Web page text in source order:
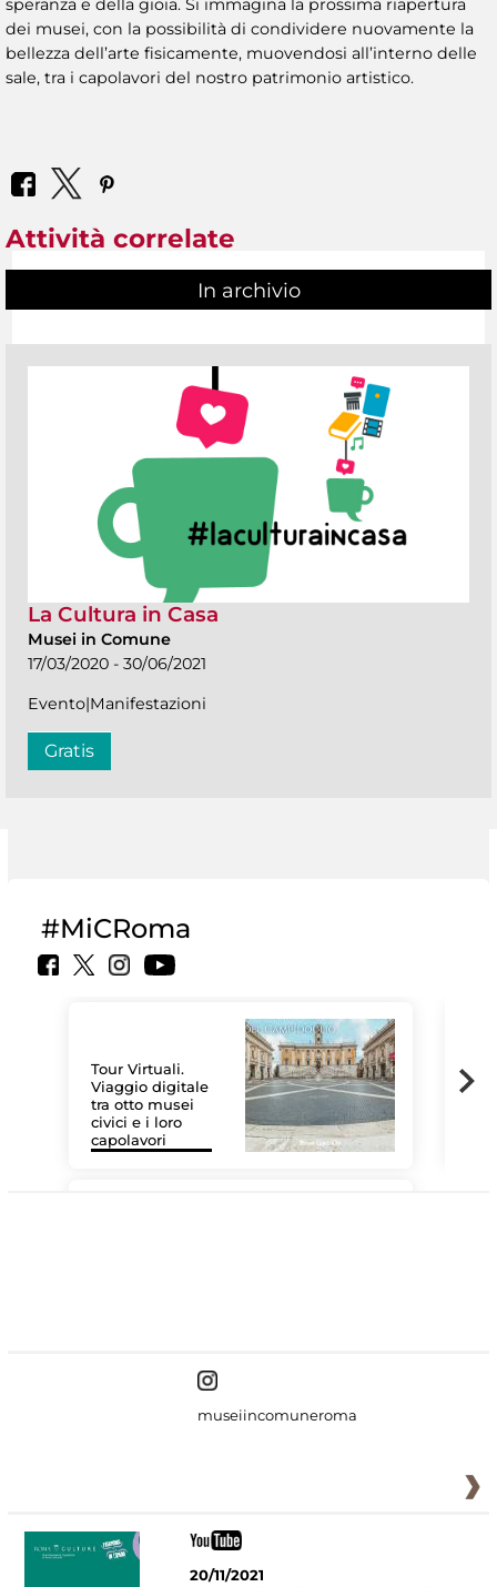
speranza e della gioia. Si immagina la prossima riapertura
dei musei, con la possibilità di condividere nuovamente la
bellezza dell’arte fisicamente, muovendosi all’interno delle
sale, tra i capolavori del nostro patrimonio artistico.
Attività correlate
In archivio
La Cultura in Casa
Musei in Comune
17/03/2020 - 30/06/2021
Evento|Manifestazioni
Gratis
#MiCRoma
Tour Virtuali.
Viaggio digitale
tra otto musei
civici e i loro
capolavori
museiincomuneroma
20/11/2021